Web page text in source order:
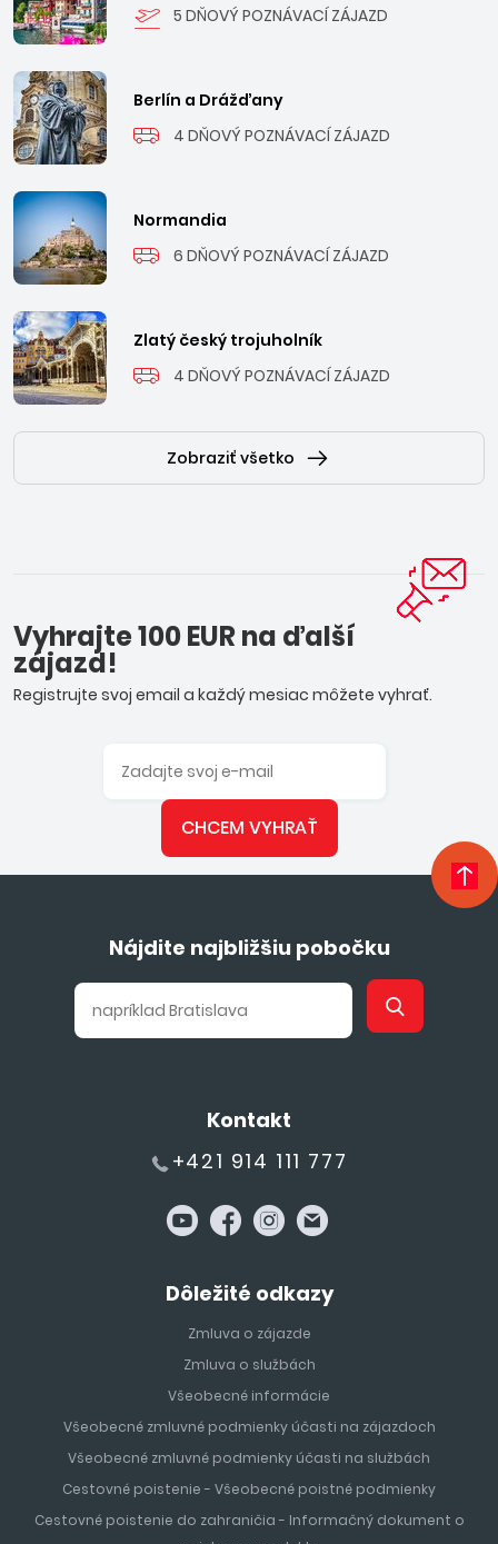
5 DŇOVÝ POZNÁVACÍ ZÁJAZD
Berlín a Drážďany
4 DŇOVÝ POZNÁVACÍ ZÁJAZD
Normandia
6 DŇOVÝ POZNÁVACÍ ZÁJAZD
Zlatý český trojuholník
4 DŇOVÝ POZNÁVACÍ ZÁJAZD
Zobraziť všetko
Vyhrajte 100 EUR na ďalší
zájazd!
Registrujte svoj email a každý mesiac môžete vyhrať.
CHCEM VYHRAŤ
Nájdite najbližšiu pobočku
Kontakt
+421 914 111 777
Dôležité odkazy
Zmluva o zájazde
Zmluva o službách
Všeobecné informácie
Všeobecné zmluvné podmienky účasti na zájazdoch
Všeobecné zmluvné podmienky účasti na službách
Cestovné poistenie - Všeobecné poistné podmienky
Cestovné poistenie do zahraničia - Informačný dokument o